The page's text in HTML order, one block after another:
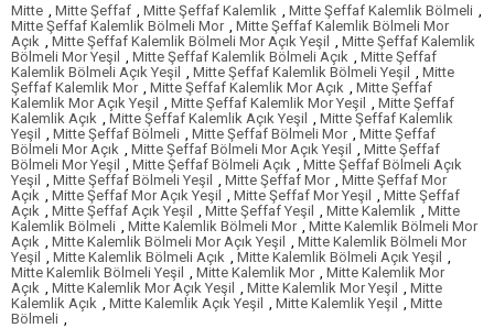
Mitte
Mitte Şeffaf Mitte Şeffaf Kalemlik Mitte Şeffaf Kalemlik Bölmeli
Mitte Şeffaf Kalemlik Bölmeli Mor
Mitte Şeffaf Kalemlik Bölmeli Mor
Açık
Mitte Şeffaf Kalemlik Bölmeli Mor Açık Yeşil
Mitte Şeffaf Kalemlik
Bölmeli Mor Yeşil
Mitte Şeffaf Kalemlik Bölmeli Açık
Mitte Şeffaf
Kalemlik Bölmeli Açık Yeşil
Mitte Şeffaf Kalemlik Bölmeli Yeşil
Mitte
Şeffaf Kalemlik Mor
Mitte Şeffaf Kalemlik Mor Açık
Mitte Şeffaf
Kalemlik Mor Açık Yeşil
Mitte Şeffaf Kalemlik Mor Yeşil
Mitte Şeffaf
Kalemlik Açık
Mitte Şeffaf Kalemlik Açık Yeşil
Mitte Şeffaf Kalemlik
Yeşil
Mitte Şeffaf Bölmeli Mitte Şeffaf Bölmeli Mor
Mitte Şeffaf
Bölmeli Mor Açık
Mitte Şeffaf Bölmeli Mor Açık Yeşil
Mitte Şeffaf
Bölmeli Mor Yeşil
Mitte Şeffaf Bölmeli Açık
Mitte Şeffaf Bölmeli Açık
Yeşil
Mitte Şeffaf Bölmeli Yeşil Mitte Şeffaf Mor
Mitte Şeffaf Mor
Açık
Mitte Şeffaf Mor Açık Yeşil Mitte Şeffaf Mor Yeşil
Mitte Şeffaf
Açık
Mitte Şeffaf Açık Yeşil Mitte Şeffaf Yeşil Mitte Kalemlik
Mitte
Kalemlik Bölmeli
Mitte Kalemlik Bölmeli Mor
Mitte Kalemlik Bölmeli Mor
Açık
Mitte Kalemlik Bölmeli Mor Açık Yeşil
Mitte Kalemlik Bölmeli Mor
Yeşil
Mitte Kalemlik Bölmeli Açık Mitte Kalemlik Bölmeli Açık Yeşil
Mitte Kalemlik Bölmeli Yeşil
Mitte Kalemlik Mor
Mitte Kalemlik Mor
Açık
Mitte Kalemlik Mor Açık Yeşil Mitte Kalemlik Mor Yeşil
Mitte
Kalemlik Açık
Mitte Kalemlik Açık Yeşil Mitte Kalemlik Yeşil
Mitte
Bölmeli